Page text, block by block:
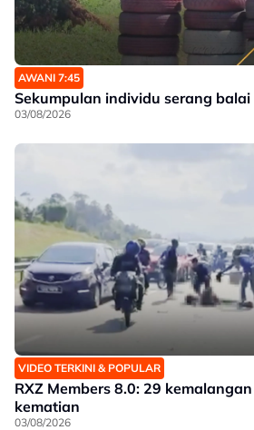
AWANI 7:45
Sekumpulan individu serang balai
03/08/2026
VIDEO TERKINI & POPULAR
RXZ Members 8.0: 29
kematian
03/08/2026